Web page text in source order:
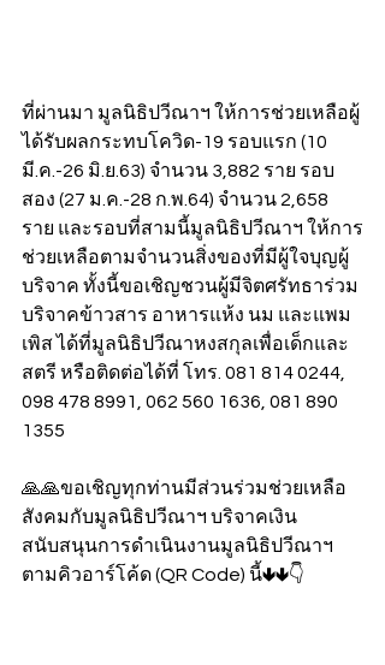
ที่ผ่านมา มูลนิธิปวีณาฯ ให้การช่วยเหลือผู้
ได้รับผลกระทบโควิด-19 รอบแรก (10
มี.ค.-26 มิ.ย.63) จำนวน 3,882 ราย รอบ
สอง (27 ม.ค.-28 ก.พ.64) จำนวน 2,658
ราย และรอบที่สามนี้มูลนิธิปวีณาฯ ให้การ
ช่วยเหลือตามจำนวนสิ่งของที่มีผู้ใจบุญผู้
บริจาค ทั้งนี้ขอเชิญชวนผู้มีจิตศรัทธาร่วม
บริจาคข้าวสาร อาหารแห้ง นม และแพม
เพิส ได้ที่มูลนิธิปวีณาหงสกุลเพื่อเด็กและ
สตรี หรือติดต่อได้ที่ โทร. 081 814 0244,
098 478 8991, 062 560 1636, 081 890
1355
🙏🙏ขอเชิญทุกท่านมีส่วนร่วมช่วยเหลือ
สังคมกับมูลนิธิปวีณาฯ บริจาคเงิน
สนับสนุนการดำเนินงานมูลนิธิปวีณาฯ
ตามคิวอาร์โค้ด (QR Code) นี้🢃🢃👇